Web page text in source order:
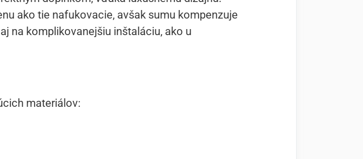
ako tie nafukovacie, avšak sumu kompenzuje
na komplikovanejšiu inštaláciu, ako u
materiálov: